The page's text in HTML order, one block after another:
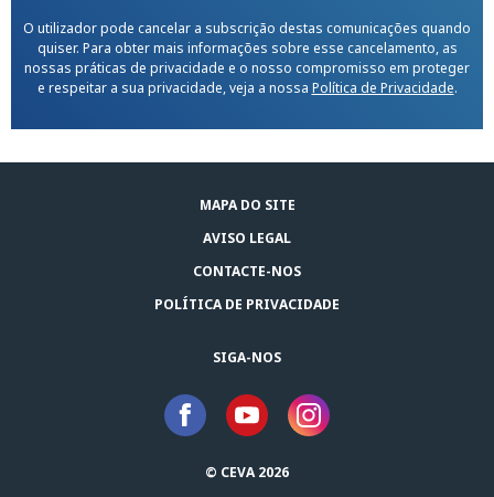
O utilizador pode cancelar a subscrição destas comunicações quando
quiser. Para obter mais informações sobre esse cancelamento, as
nossas práticas de privacidade e o nosso compromisso em proteger
e respeitar a sua privacidade, veja a nossa Política de Privacidade.
MAPA DO SITE
AVISO LEGAL
CONTACTE-NOS
POLÍTICA DE PRIVACIDADE
SIGA-NOS
© CEVA 2026